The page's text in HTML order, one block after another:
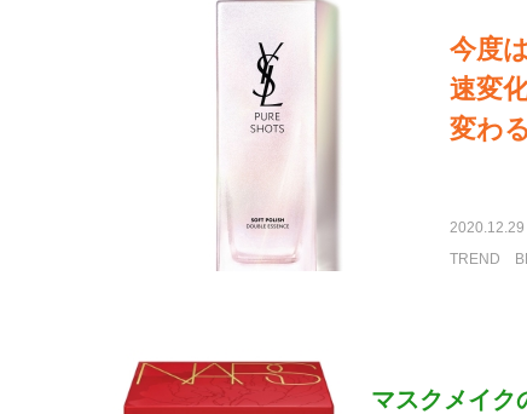
今度
速変
変わ
2020.12.29
TREND
マスクメイク